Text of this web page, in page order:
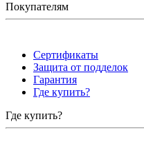
Покупателям
Сертификаты
Защита от подделок
Гарантия
Где купить?
Где купить?